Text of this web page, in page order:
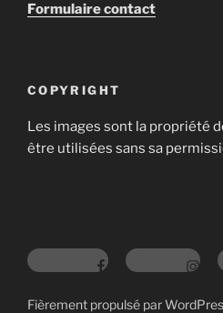
Formulaire contact
COPYRIGHT
Les images sont la propriété
être utilisées sans sa
Fièrement propulsé par